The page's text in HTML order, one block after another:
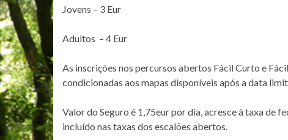
Jovens – 3 Eur
Adultos – 4 Eur
As inscrições nos percursos abertos Fácil Curto e
condicionadas aos mapas disponíveis após a data
Valor do Seguro é 1,75eur por dia, acresce à taxa de
incluído nas taxas dos escalões abertos.